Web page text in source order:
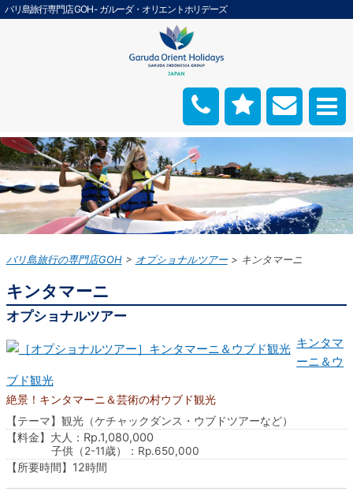
バリ島旅行専門店 GOH - ガルーダ・オリエントホリデーズ
バリ島旅行の専門店GOH オプショナルツアー キンタマーニ
キンタマーニ
オプショナルツアー
キンタマ
ーニ＆ウ
ブド観光
絶景！キンタマーニ＆芸術の村ウブド観光
【テーマ】観光（ケチャックダンス・ウブドツアーなど）
【料金】大人：Rp.1,080,000
子供（2-11歳）：Rp.650,000
【所要時間】12時間